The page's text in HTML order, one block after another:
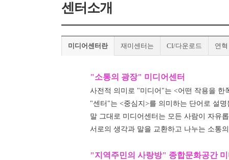
센터소개
미디어센터란 재미센터는 CI/다운로드 연혁
"소통의 광장" 미디어센터
사전적 의미로 "미디어"는 <어떤 작용을 한
"센터"는 <중심지>를 의미하는 단어로 설명
말 그대로 미디어센터는 모든 사람이 자유
서로의 생각과 말을 교환하고 나누는 소통
"지역주민의 사랑방" 종합문화공간